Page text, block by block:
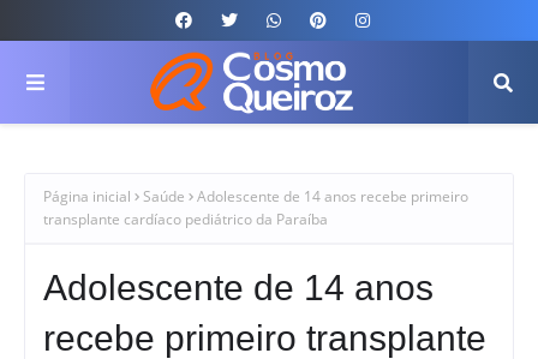
Página inicial Saúde
Adolescente de 14 anos recebe primeiro
transplante cardíaco pediátrico da Paraíba
Adolescente de 14 anos
recebe primeiro transplante